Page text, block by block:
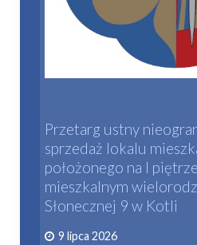
Przetarg ustny
sprzedaż lokalu
położonego na I
mieszkalnym
Słonecznej 9 w Kotli
9 lipca 2026